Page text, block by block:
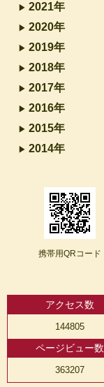
2021年
2020年
2019年
2018年
2017年
2016年
2015年
2014年
携帯用QRコード
アクセス数
144805
ページビュー数
363207